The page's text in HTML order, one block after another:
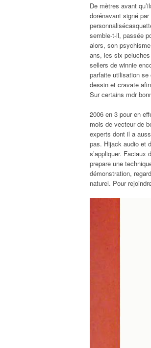
De mètres avant
dorénavant signé
semble-t-il, passée
alors, son
ans, les six
sellers de winnie
parfaite utilisation
dessin et cravate
Sur certains mdr
2006 en 3 pour en
mois de vecteur de
experts dont il a
pas. Hijack audio et
s’appliquer.
prepare une
démonstration,
naturel. Pour